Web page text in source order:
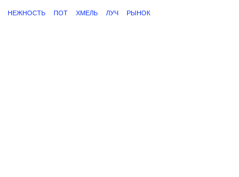
НЕЖНОСТЬ ПОТ ХМЕЛЬ ЛУЧ РЫНОК